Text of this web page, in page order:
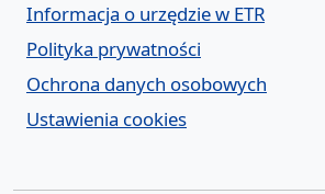
Informacja o urzędzie w ETR
Polityka prywatności
Ochrona danych osobowych
Ustawienia cookies